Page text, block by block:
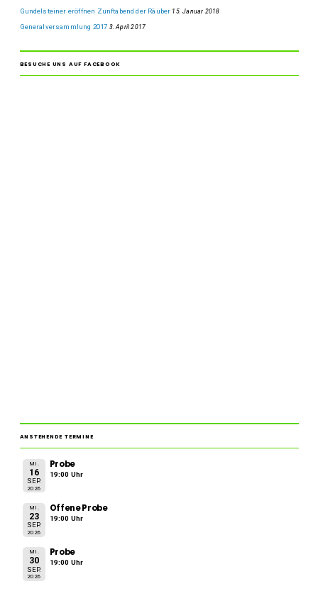
Gundelsteiner eröffnen Zunftabend der Räuber 15. Januar 2018
Generalversammlung 2017 3. April 2017
BESUCHE UNS AUF FACEBOOK
ANSTEHENDE TERMINE
MI.
16
SEP.
2026
Probe
19:00 Uhr
MI.
23
SEP.
2026
Offene Probe
19:00 Uhr
MI.
30
SEP.
2026
Probe
19:00 Uhr